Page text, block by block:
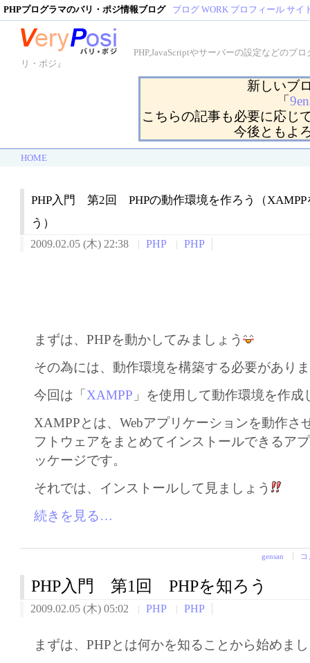
PHPプログラマのバリ・ポジ情報ブログ ブログ WORK プロフィール サイ
PHP,JavaScriptやサーバーの設定などのプ
リ・ポジ』
新しいブ
「
こちらの記事も必要に応じ
今後ともよ
HOME
PHP入門 第2回 PHPの動作環境を作ろう（XAMPP
う）
2009.02.05 (木) 22:38 PHP PHP
まずは、PHPを動かしてみましょう
その為には、動作環境を構築する必要があり
今回は「XAMPP 」を使用して動作環境を作成
XAMPPとは、Webアプリケーションを動作さ
フトウェアをまとめてインストールできるア
ッケージです。
それでは、インストールして見ましょう
続きを見る…
gensan
PHP入門 第1回 PHPを知ろう
2009.02.05 (木) 05:02 PHP PHP
まずは、PHPとは何かを知ることから始めま